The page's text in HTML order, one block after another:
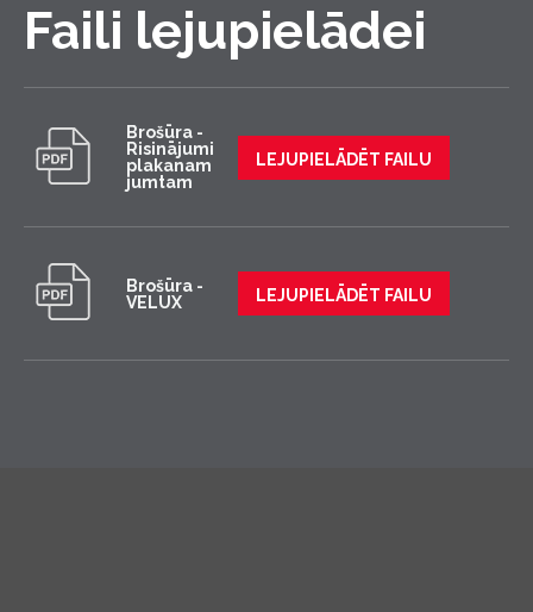
Faili lejupielādei
Brošūra -
Risinājumi
plakanam
jumtam
LEJUPIELĀDĒT FAILU
Brošūra -
VELUX
LEJUPIELĀDĒT FAILU